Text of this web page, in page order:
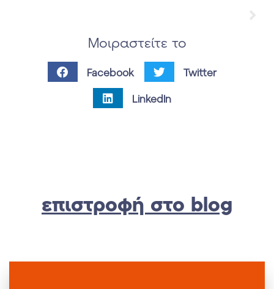
Moιραστείτε το
Facebook Twitter
LinkedIn
επιστροφή στο blog